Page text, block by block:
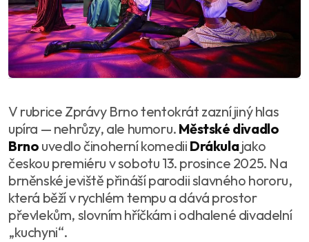
V rubrice Zprávy Brno tentokrát zazní jiný hlas
upíra — nehrůzy, ale humoru. Městské divadlo
Brno uvedlo činoherní komedii Drákulajako
českou premiéru v sobotu 13. prosince 2025. Na
brněnské jeviště přináší parodii slavného hororu,
která běží v rychlém tempu a dává prostor
převlekům, slovním hříčkám i odhalené divadelní
„kuchyni“.